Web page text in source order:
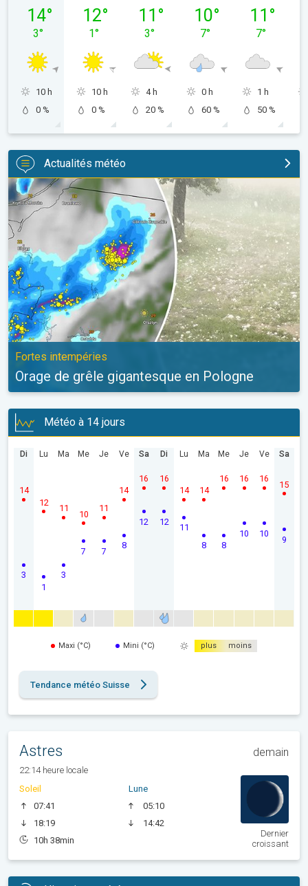
14°
3°
10 h
0 %
12°
1°
10 h
0 %
11 °
3°
4 h
20 %
10°
7°
0 h
60 %
11 °
7°
1 h
50 %
Actualités météo
Orage de grêle gigantesque en Pologne. Fortes intempéries. . .
Fortes intempéries
Orage de grêle gigantesque en Pologne
Météo à 14 jours
Di
3
14
Lu
1
12
Ma
3
11
Me
7
10
Je
7
11
Ve
8
14
Sa
12
16
Di
12
16
Lu
11
14
Ma
8
14
Me
8
16
Je
10
16
Ve
10
16
Sa
9
15
Maxi (°C) Mini (°C) plus moins
Tendance météo Suisse
Astres demain
22:14 heure locale
Soleil
07:41
18:19
10h 38min
Lune
05:10
14:42
Dernier
croissant